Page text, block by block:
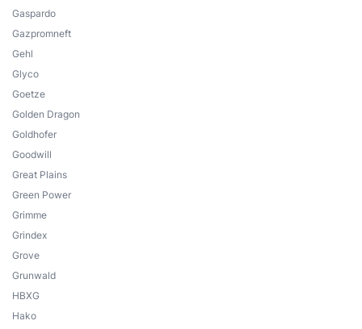
Gaspardo
Gazpromneft
Gehl
Glyco
Goetze
Golden Dragon
Goldhofer
Goodwill
Great Plains
Green Power
Grimme
Grindex
Grove
Grunwald
HBXG
Hako